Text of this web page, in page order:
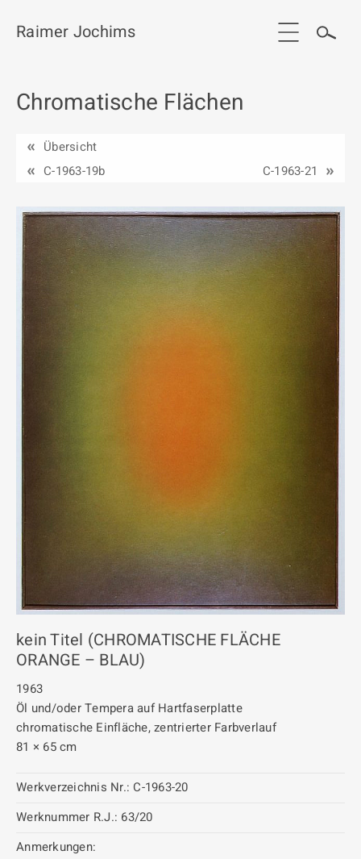
Start
Werkgruppen / Work groups
Ausstellungen
Vita
Publikationen
Kontakt
Raimer Jochims
Chromatische Flächen
Übersicht
C-1963-19b
C-1963-21
kein Titel (CHROMATISCHE FLÄCHE
ORANGE – BLAU)
1963
Öl und/oder Tempera auf Hartfaserplatte
chromatische Einfläche, zentrierter Farbverlauf
81 × 65 cm
Werkverzeichnis Nr.: C-1963-20
Werknummer R.J.: 63/20
Anmerkungen: